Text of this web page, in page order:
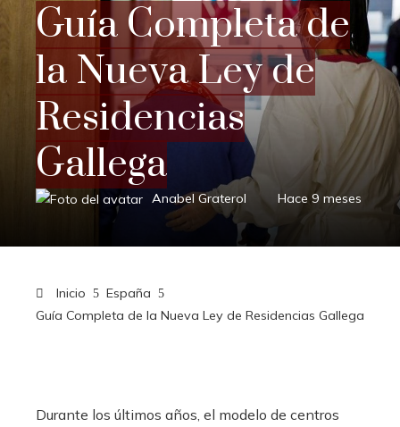
Guía Completa de
la Nueva Ley de
Residencias
Gallega
Anabel Graterol Hace 9 meses
Inicio
España
Guía Completa de la Nueva Ley de Residencias Gallega
Durante los últimos años, el modelo de centros